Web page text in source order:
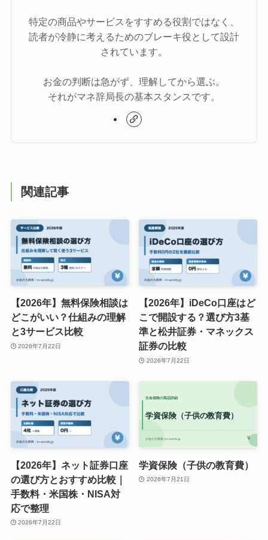
特定の商品やサービスをすすめる役割ではなく、
読者が冷静に考えるためのブレーキ役として設計
されています。
お金の判断は急がず、理解してから選ぶ。
それがマネ辞局長の基本スタンスです。
関連記事
【2026年】無料保険相談は
どこがいい？仕組みの理解
と3サービス比較
2026年7月22日
【2026年】iDeCo口座はど
こで開設する？選び方3基
準と松井証券・マネックス
証券の比較
2026年7月22日
【2026年】ネット証券口座
の選び方とおすすめ比較｜
手数料・米国株・NISA対
応で整理
2026年7月22日
学資保険（子供の教育費）
2026年7月21日